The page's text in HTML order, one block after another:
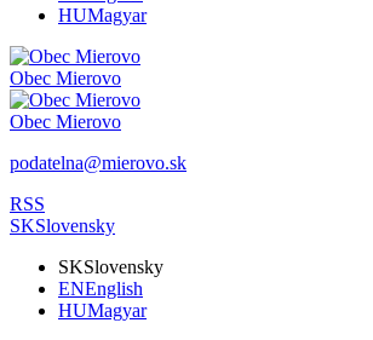
HUMagyar
Obec Mierovo
Obec Mierovo
podatelna@mierovo.sk
RSS
SKSlovensky
SKSlovensky
ENEnglish
HUMagyar